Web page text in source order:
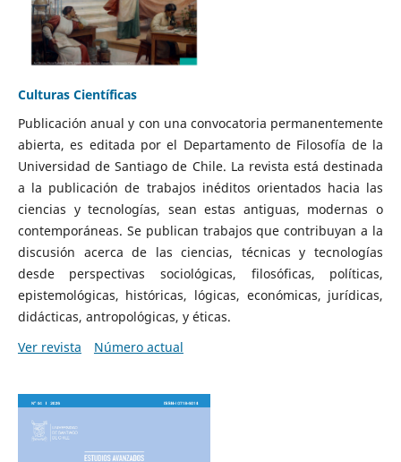
Culturas Científicas
Publicación anual y con una convocatoria permanentemente
abierta, es editada por el Departamento de Filosofía de la
Universidad de Santiago de Chile. La revista está destinada
a la publicación de trabajos inéditos orientados hacia las
ciencias y tecnologías, sean estas antiguas, modernas o
contemporáneas. Se publican trabajos que contribuyan a la
discusión acerca de las ciencias, técnicas y tecnologías
desde perspectivas sociológicas, filosóficas, políticas,
epistemológicas, históricas, lógicas, económicas, jurídicas,
didácticas, antropológicas, y éticas.
Ver revista
Número actual